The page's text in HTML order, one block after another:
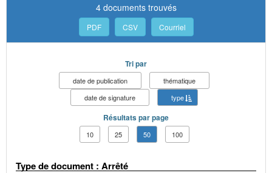
4 documents trouvés
PDF CSV Courriel
Tri par
date de publication
thématique
date de signature
type
Résultats par page
10 25 50 100
Type de document : Arrêté